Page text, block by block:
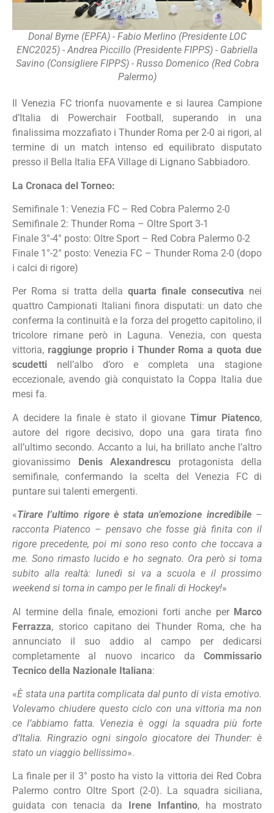
Donal Byrne (EPFA) - Fabio Merlino (Presidente LOC
ENC2025) - Andrea Piccillo (Presidente FIPPS) - Gabriella
Savino (Consigliere FIPPS) - Russo Domenico (Red Cobra
Palermo)
Il Venezia FC trionfa nuovamente e si laurea Campione
d’Italia di Powerchair Football, superando in una
finalissima mozzafiato i Thunder Roma per 2-0 ai rigori, al
termine di un match intenso ed equilibrato disputato
presso il Bella Italia EFA Village di Lignano Sabbiadoro.
La Cronaca del Torneo:
Semifinale 1: Venezia FC – Red Cobra Palermo 2-0
Semifinale 2: Thunder Roma – Oltre Sport 3-1
Finale 3°-4° posto: Oltre Sport – Red Cobra Palermo 0-2
Finale 1°-2° posto: Venezia FC – Thunder Roma 2-0 (dopo
i calci di rigore)
Per Roma si tratta della quarta finale consecutiva nei
quattro Campionati Italiani finora disputati: un dato che
conferma la continuità e la forza del progetto capitolino, il
tricolore rimane però in Laguna. Venezia, con questa
vittoria, raggiunge proprio i Thunder Roma a quota due
scudetti nell’albo d’oro e completa una stagione
eccezionale, avendo già conquistato la Coppa Italia due
mesi fa.
A decidere la finale è stato il giovaneTimur Piatenco,
autore del rigore decisivo, dopo una gara tirata fino
all’ultimo secondo. Accanto a lui, ha brillato anche l’altro
giovanissimo Denis Alexandrescu protagonista della
semifinale, confermando la scelta del Venezia FC di
puntare sui talenti emergenti.
«Tirare l’ultimo rigore è stata un’emozione incredibile–
racconta Piatenco – pensavo che fosse già finita con il
rigore precedente, poi mi sono reso conto che toccava a
me. Sono rimasto lucido e ho segnato. Ora però si torna
subito alla realtà: lunedì si va a scuola e il prossimo
weekend si torna in campo per le finali di Hockey!»
Al termine della finale, emozioni forti anche per Marco
Ferrazza, storico capitano dei Thunder Roma, che ha
annunciato il suo addio al campo per dedicarsi
completamente al nuovo incarico da Commissario
Tecnico della Nazionale Italiana:
«È stata una partita complicata dal punto di vista emotivo.
Volevamo chiudere questo ciclo con una vittoria ma non
ce l’abbiamo fatta. Venezia è oggi la squadra più forte
d’Italia. Ringrazio ogni singolo giocatore dei Thunder: è
stato un viaggio bellissimo».
La finale per il 3° posto ha visto la vittoria dei Red Cobra
Palermo contro Oltre Sport (2-0). La squadra siciliana,
guidata con tenacia da
Irene Infantino, ha mostrato